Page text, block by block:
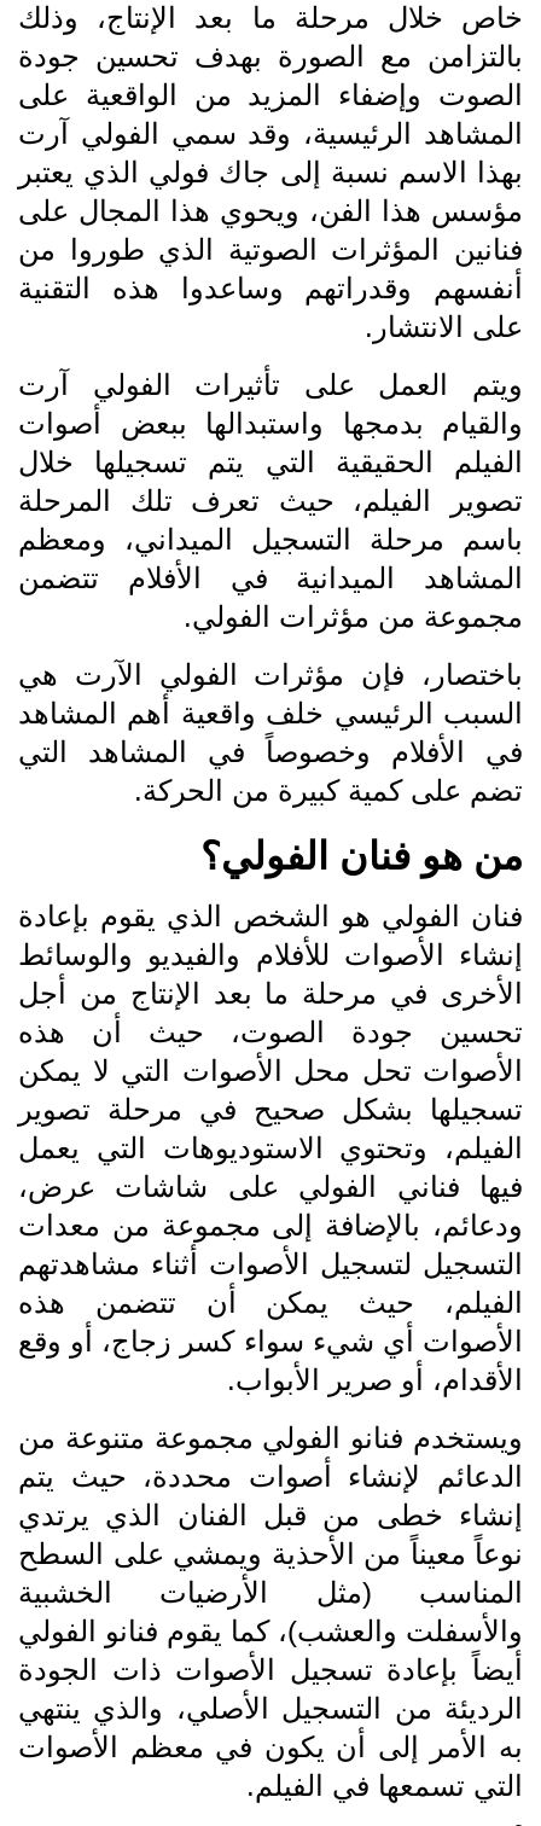
خاص خلال مرحلة ما بعد الإنتاج، وذلك
بالتزامن مع الصورة بهدف تحسين جودة
الصوت وإضفاء المزيد من الواقعية على
المشاهد الرئيسية، وقد سمي الفولي آرت
بهذا الاسم نسبة إلى جاك فولي الذي يعتبر
مؤسس هذا الفن، ويحوي هذا المجال على
فنانين المؤثرات الصوتية الذي طوروا من
أنفسهم وقدراتهم وساعدوا هذه التقنية
على الانتشار.
ويتم العمل على تأثيرات الفولي آرت
والقيام بدمجها واستبدالها ببعض أصوات
الفيلم الحقيقية التي يتم تسجيلها خلال
تصوير الفيلم، حيث تعرف تلك المرحلة
باسم مرحلة التسجيل الميداني، ومعظم
المشاهد الميدانية في الأفلام تتضمن
مجموعة من مؤثرات الفولي.
باختصار، فإن مؤثرات الفولي الآرت هي
السبب الرئيسي خلف واقعية أهم المشاهد
في الأفلام وخصوصاً في المشاهد التي
تضم على كمية كبيرة من الحركة.
من هو فنان الفولي؟
فنان الفولي هو الشخص الذي يقوم بإعادة
إنشاء الأصوات للأفلام والفيديو والوسائط
الأخرى في مرحلة ما بعد الإنتاج من أجل
تحسين جودة الصوت، حيث أن هذه
الأصوات تحل محل الأصوات التي لا يمكن
تسجيلها بشكل صحيح في مرحلة تصوير
الفيلم، وتحتوي الاستوديوهات التي يعمل
فيها فناني الفولي على شاشات عرض،
ودعائم، بالإضافة إلى مجموعة من معدات
التسجيل لتسجيل الأصوات أثناء مشاهدتهم
الفيلم، حيث يمكن أن تتضمن هذه
الأصوات أي شيء سواء كسر زجاج، أو وقع
الأقدام، أو صرير الأبواب.
ويستخدم فنانو الفولي مجموعة متنوعة من
الدعائم لإنشاء أصوات محددة، حيث يتم
إنشاء خطى من قبل الفنان الذي يرتدي
نوعاً معيناً من الأحذية ويمشي على السطح
المناسب (مثل الأرضيات الخشبية
والأسفلت والعشب)، كما يقوم فنانو الفولي
أيضاً بإعادة تسجيل الأصوات ذات الجودة
الرديئة من التسجيل الأصلي، والذي ينتهي
به الأمر إلى أن يكون في معظم الأصوات
التي تسمعها في الفيلم.